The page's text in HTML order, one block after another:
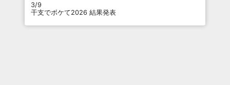
3/9
干支でボケて2026 結果発表